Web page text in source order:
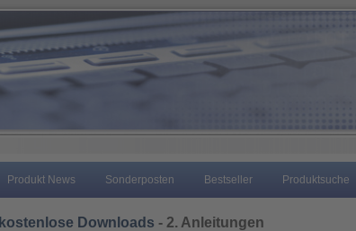
Produkt News Sonderposten Bestseller Produktsuche
kostenlose Downloads - 2. Anleitungen